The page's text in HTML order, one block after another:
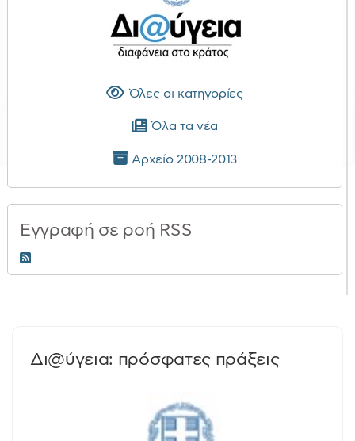
Όλες οι κατηγορίες
Όλα τα νέα
Αρχείο 2008-2013
Εγγραφή σε ροή RSS
RSS 2.0
Δι@ύγεια: πρόσφατες πράξεις